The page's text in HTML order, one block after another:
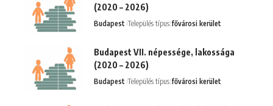
(2020 – 2026)
Budapest Település típus:fővárosi kerület
Budapest VII. népessége, lakossága
(2020 – 2026)
Budapest Település típus:fővárosi kerület